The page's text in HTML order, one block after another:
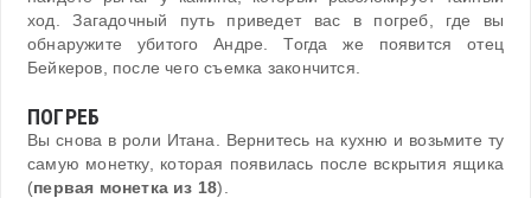
ход. Загадочный путь приведет вас в погреб, где вы
обнаружите убитого Андре. Тогда же появится отец
Бейкеров, после чего съемка закончится.
ПОГРЕБ
Вы снова в роли Итана. Вернитесь на кухню и возьмите ту
самую монетку, которая появилась после вскрытия ящика
(первая монетка из 18).